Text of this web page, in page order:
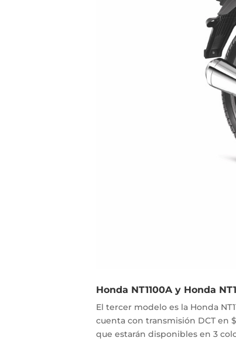
Honda NT1100A y Honda
El tercer modelo es la Honda
cuenta con transmisión DCT en
que estarán disponibles en 3